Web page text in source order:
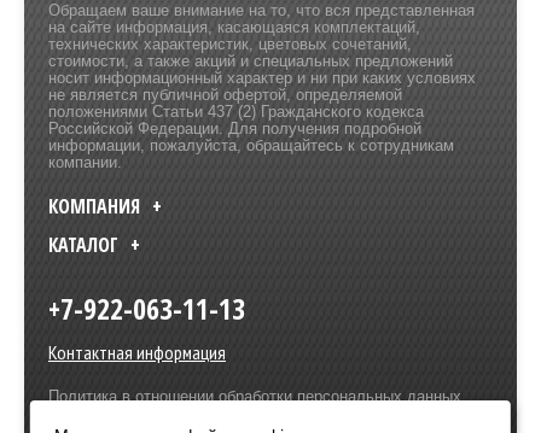
Обращаем ваше внимание на то, что вся представленная
на сайте информация, касающаяся комплектаций,
технических характеристик, цветовых сочетаний,
стоимости, а также акций и специальных предложений
носит информационный характер и ни при каких условиях
не является публичной офертой, определяемой
положениями Статьи 437 (2) Гражданского кодекса
Российской Федерации. Для получения подробной
информации, пожалуйста, обращайтесь к сотрудникам
компании.
КОМПАНИЯ
КАТАЛОГ
+7-922-063-11-13
Контактная информация
Политика в отношении обработки персональных данных